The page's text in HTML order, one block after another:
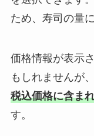
ため、寿司の量
価格情報が表示
もしれませんが、
税込価格に含ま
す。